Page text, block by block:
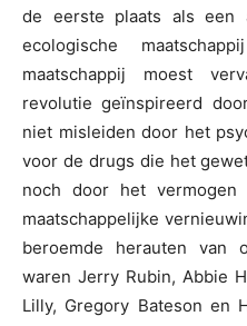
de eerste plaats als een
ecologische
maatschappij moest
revolutie geïnspireerd
niet misleiden door het
voor de drugs die het
noch door het
maatschappelijke
beroemde herauten van
waren Jerry Rubin, Abbie
Lilly, Gregory Bateson en